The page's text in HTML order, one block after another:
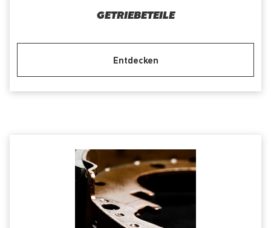
GETRIEBETEILE
Entdecken